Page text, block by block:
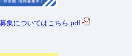
集についてはこちら .pdf